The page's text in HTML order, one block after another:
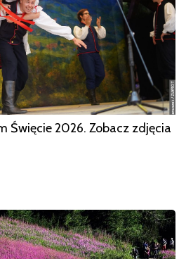
Święcie 2026. Zobacz zdjęcia